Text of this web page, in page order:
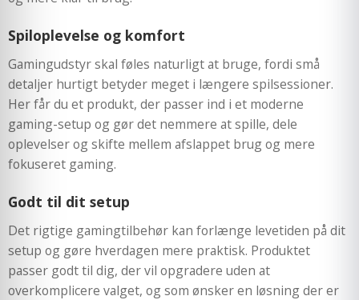
Spiloplevelse og komfort
Gamingudstyr skal føles naturligt at bruge, fordi små
detaljer hurtigt betyder meget i længere spilsessioner.
Her får du et produkt, der passer ind i et moderne
gaming-setup og gør det nemmere at spille, dele
oplevelser og skifte mellem afslappet brug og mere
fokuseret gaming.
Godt til dit setup
Det rigtige gamingtilbehør kan forlænge levetiden på dit
setup og gøre hverdagen mere praktisk. Produktet
passer godt til dig, der vil opgradere uden at
overkomplicere valget, og som ønsker en løsning der er